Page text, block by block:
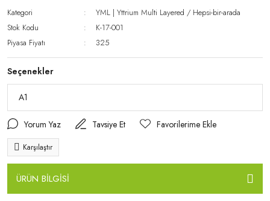
Kategori
YML | Yttrium Multi Layered / Hepsi-bir-arada
Stok Kodu
K-17-001
Piyasa Fiyatı
325
Seçenekler
Yorum Yaz Tavsiye Et
Karşılaştır
ÜRÜN BİLGİSİ